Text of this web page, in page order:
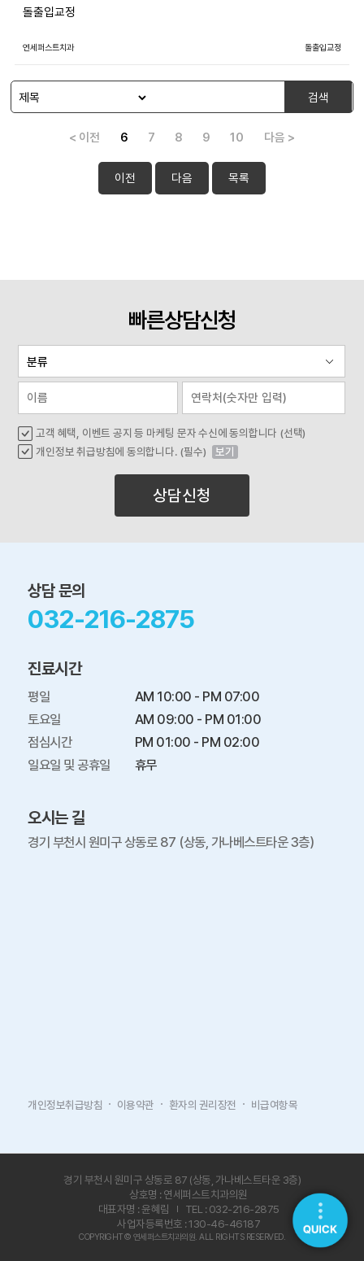
돌출입교정
연세퍼스트치과 돌출입교정
검색
< 이전 6 7 8 9 10 다음 >
이전 다음 목록
빠른상담신청
고객 혜택, 이벤트 공지 등 마케팅 문자 수신에 동의합니다 (선택)
개인정보 취급방침에 동의합니다. (필수)
보기
상담신청
상담 문의
032-216-2875
진료시간
평일
토요일
점심시간
일요일 및 공휴일
AM 10:00 - PM 07:00
AM 09:00 - PM 01:00
PM 01:00 - PM 02:00
휴무
오시는 길
경기 부천시 원미구 상동로 87 (상동, 가나베스트타운 3층)
개인정보취급방침 이용약관 환자의 권리장전 비급여항목
경기 부천시 원미구 상동로 87 (상동, 가나베스트타운 3층)
상호명 : 연세퍼스트치과의원
대표자명 : 윤혜림
TEL : 032-216-2875
사업자등록번호 : 130-46-46187
COPYRIGHT© 연세퍼스트치과의원. ALL RIGHTS RESERVED.